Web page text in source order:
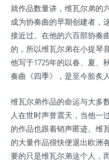
就作品数量讲，维瓦尔弟的
成为协奏曲的早期创建者，
接近过。在他的六百部协奏
的，所以维瓦尔弟在小提琴
他写于1725年的以春、夏、
奏曲《四季》，是至今脍炙
维瓦尔弟作品的命运与大多
人在世时声誉震天，当他一
的作品也跟着销声匿迹。维
的大量作品很快便退出欧洲
要的只是维瓦尔弟这个人，